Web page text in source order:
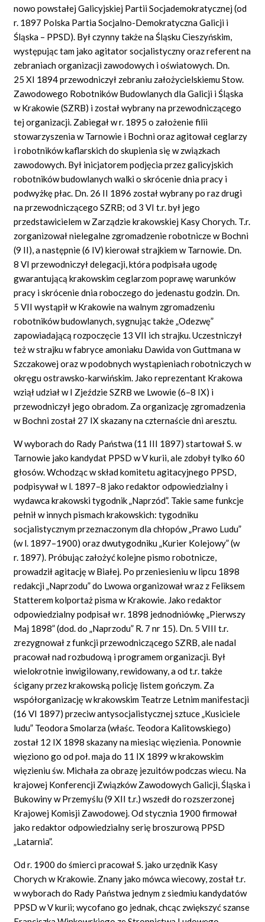
nowo powstałej Galicyjskiej Partii Socjademokratycznej (od
r. 1897 Polska Partia Socjalno-Demokratyczna Galicji i
Śląska – PPSD). Był czynny także na Śląsku Cieszyńskim,
występując tam jako agitator socjalistyczny oraz referent na
zebraniach organizacji zawodowych i oświatowych. Dn.
25 XI 1894 przewodniczył zebraniu założycielskiemu Stow.
Zawodowego Robotników Budowlanych dla Galicji i Śląska
w Krakowie (SZRB) i został wybrany na przewodniczącego
tej organizacji. Zabiegał w r. 1895 o założenie filii
stowarzyszenia w Tarnowie i Bochni oraz agitował ceglarzy
i robotników kaflarskich do skupienia się w związkach
zawodowych. Był inicjatorem podjęcia przez galicyjskich
robotników budowlanych walki o skrócenie dnia pracy i
podwyżkę płac. Dn. 26 II 1896 został wybrany po raz drugi
na przewodniczącego SZRB; od 3 VI t.r. był jego
przedstawicielem w Zarządzie krakowskiej Kasy Chorych. T.r.
zorganizował nielegalne zgromadzenie robotnicze w Bochni
(9 II), a następnie (6 IV) kierował strajkiem w Tarnowie. Dn.
8 VI przewodniczył delegacji, która podpisała ugodę
gwarantującą krakowskim ceglarzom poprawę warunków
pracy i skrócenie dnia roboczego do jedenastu godzin. Dn.
5 VII wystąpił w Krakowie na walnym zgromadzeniu
robotników budowlanych, sygnując także „Odezwę”
zapowiadającą rozpoczęcie 13 VII ich strajku. Uczestniczył
też w strajku w fabryce amoniaku Dawida von Guttmana w
Szczakowej oraz w podobnych wystąpieniach robotniczych w
okręgu ostrawsko-karwińskim. Jako reprezentant Krakowa
wziął udział w I Zjeździe SZRB we Lwowie (6–8 IX) i
przewodniczył jego obradom. Za organizację zgromadzenia
w Bochni został 27 IX skazany na czternaście dni aresztu.
W wyborach do Rady Państwa (11 III 1897) startował S. w
Tarnowie jako kandydat PPSD w V kurii, ale zdobył tylko 60
głosów. Wchodząc w skład komitetu agitacyjnego PPSD,
podpisywał w l. 1897–8 jako redaktor odpowiedzialny i
wydawca krakowski tygodnik „Naprzód”. Takie same funkcje
pełnił w innych pismach krakowskich: tygodniku
socjalistycznym przeznaczonym dla chłopów „Prawo Ludu”
(w l. 1897–1900) oraz dwutygodniku „Kurier Kolejowy” (w
r. 1897). Próbując założyć kolejne pismo robotnicze,
prowadził agitację w Białej. Po przeniesieniu w lipcu 1898
redakcji „Naprzodu” do Lwowa organizował wraz z Feliksem
Statterem kolportaż pisma w Krakowie. Jako redaktor
odpowiedzialny podpisał w r. 1898 jednodniówkę „Pierwszy
Maj 1898” (dod. do „Naprzodu” R. 7 nr 15). Dn. 5 VIII t.r.
zrezygnował z funkcji przewodniczącego SZRB, ale nadal
pracował nad rozbudową i programem organizacji. Był
wielokrotnie inwigilowany, rewidowany, a od t.r. także
ścigany przez krakowską policję listem gończym. Za
współorganizację w krakowskim Teatrze Letnim manifestacji
(16 VI 1897) przeciw antysocjalistycznej sztuce „Kusiciele
ludu” Teodora Smolarza (właśc. Teodora Kalitowskiego)
został 12 IX 1898 skazany na miesiąc więzienia. Ponownie
więziono go od poł. maja do 11 IX 1899 w krakowskim
więzieniu św. Michała za obrazę jezuitów podczas wiecu. Na
krajowej Konferencji Związków Zawodowych Galicji, Śląska i
Bukowiny w Przemyślu (9 XII t.r.) wszedł do rozszerzonej
Krajowej Komisji Zawodowej. Od stycznia 1900 firmował
jako redaktor odpowiedzialny serię broszurową PPSD
„Latarnia”.
Od r. 1900 do śmierci pracował S. jako urzędnik Kasy
Chorych w Krakowie. Znany jako mówca wiecowy, został t.r.
w wyborach do Rady Państwa jednym z siedmiu kandydatów
PPSD w V kurii; wycofano go jednak, chcąc zwiększyć szanse